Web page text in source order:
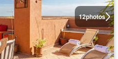
12photos